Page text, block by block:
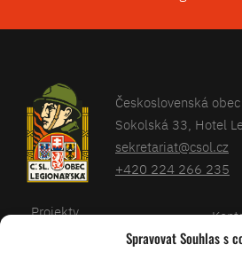
Spravovat Souhlas s
Československá
Sokolská 33, Hotel
sekretariat@csol.cz
+420 224 266 235
Projekty